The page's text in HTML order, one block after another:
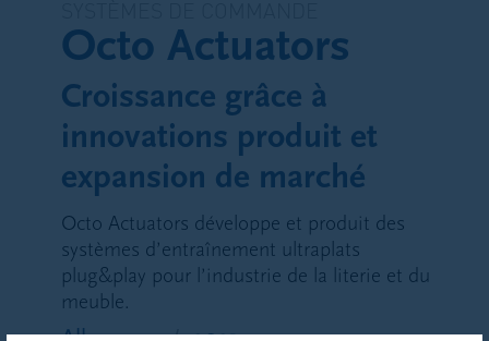
Octo Actuators
Croissance grâce à
innovations produit et
expansion de marché
Octo Actuators développe et produit des
systèmes d’entraînement ultraplats
plug&play pour l’industrie de la literie et du
meuble.